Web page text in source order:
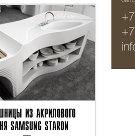
ИЗ АКРИЛОВОГО
SAMSUNG STARON